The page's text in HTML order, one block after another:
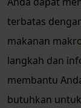
terbatas
makanan
langkah dan
membantu
butuhkan